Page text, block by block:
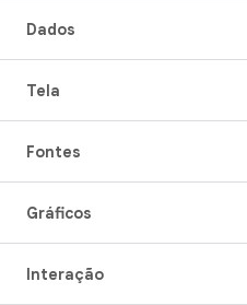
Dados
Tela
Fontes
Gráficos
Interação